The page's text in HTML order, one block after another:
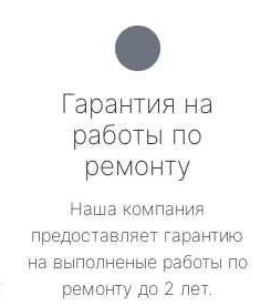
Гарантия на
работы по
ремонту
Наша компания
предоставляет гарантию
на выполненые работы по
ремонту до 2 лет.